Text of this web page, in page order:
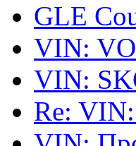
GLE
VIN:
VIN:
Re: